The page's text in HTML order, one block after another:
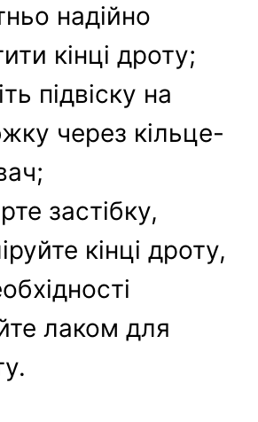
надійно
кінці дроту;
підвіску на
через кільце-
застібку,
кінці дроту,
лаком для